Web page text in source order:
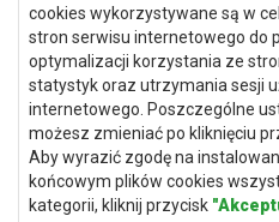
cookies wykorzystywane są w
stron serwisu internetowego do
optymalizacji korzystania ze
statystyk oraz utrzymania sesji
internetowego. Poszczególne
możesz zmieniać po kliknięciu
Aby wyrazić zgodę na
końcowym plików cookies
kategorii, kliknij przycisk
Dywany
Dywany
Dywany